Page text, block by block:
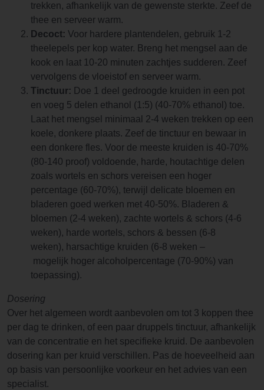
trekken, afhankelijk van de gewenste sterkte. Zeef de
thee en serveer warm.
Decoct: Voor hardere plantendelen, gebruik 1-2
theelepels per kop water. Breng het mengsel aan de
kook en laat 10-20 minuten zachtjes sudderen. Zeef
vervolgens de vloeistof en serveer warm.
Tinctuur: Doe 1 deel gedroogde kruiden in een pot
en voeg 5 delen ethanol (1:5) (40-70% ethanol) toe.
Laat het mengsel minimaal 2-4 weken trekken op een
koele, donkere plaats. Zeef de tinctuur en bewaar in
een donkere fles. Voor de meeste kruiden is 40-70%
(80-140 proof) voldoende, harde, houtachtige delen
zoals wortels en schors vereisen een hoger
percentage (60-70%), terwijl delicate bloemen en
bladeren goed werken met 40-50%. Bladeren &
bloemen (2-4 weken), zachte wortels & schors (4-6
weken), harde wortels, schors & bessen (6-8
weken), harsachtige kruiden (6-8 weken –
mogelijk hoger alcoholpercentage (70-90%) van
toepassing).
Dosering
Over het algemeen wordt aanbevolen om tot 3 koppen thee
per dag te drinken, of een paar druppels tinctuur, afhankelijk
van de concentratie en het specifieke kruid. De aanbevolen
dosering kan per kruid verschillen. Pas de hoeveelheid aan
op basis van persoonlijke voorkeur en het advies van een
specialist.